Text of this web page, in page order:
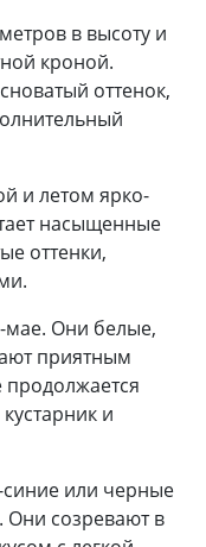
в высоту и
кроной.
оттенок,
и летом ярко-
насыщенные
оттенки,
мае. Они белые,
приятным
и
или черные
Они созревают в